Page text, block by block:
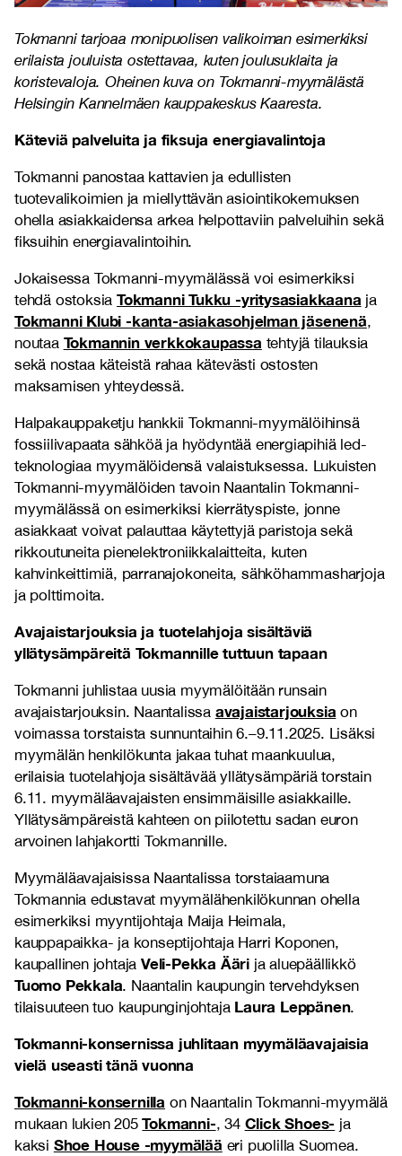
Tokmanni tarjoaa monipuolisen valikoiman esimerkiksi
erilaista jouluista ostettavaa, kuten joulusuklaita ja
koristevaloja. Oheinen kuva on Tokmanni-myymälästä
Helsingin Kannelmäen kauppakeskus Kaaresta.
Käteviä palveluita ja fiksuja energiavalintoja
Tokmanni panostaa kattavien ja edullisten
tuotevalikoimien ja miellyttävän asiointikokemuksen
ohella asiakkaidensa arkea helpottaviin palveluihin sekä
fiksuihin energiavalintoihin.
Jokaisessa Tokmanni-myymälässä voi esimerkiksi
tehdä ostoksiaTokmanni Tukku -yritysasiakkaana ja
Tokmanni Klubi -kanta-asiakasohjelman jäsenenä,
noutaa Tokmannin verkkokaupassa tehtyjä tilauksia
sekä nostaa käteistä rahaa kätevästi ostosten
maksamisen yhteydessä.
Halpakauppaketju hankkii Tokmanni-myymälöihinsä
fossiilivapaata sähköä ja hyödyntää energiapihiä led-
teknologiaa myymälöidensä valaistuksessa. Lukuisten
Tokmanni-myymälöiden tavoin Naantalin Tokmanni-
myymälässä on esimerkiksi kierrätyspiste, jonne
asiakkaat voivat palauttaa käytettyjä paristoja sekä
rikkoutuneita pienelektroniikkalaitteita, kuten
kahvinkeittimiä, parranajokoneita, sähköhammasharjoja
ja polttimoita.
Avajaistarjouksia ja tuotelahjoja sisältäviä
yllätysämpäreitä Tokmannille tuttuun tapaan
Tokmanni juhlistaa uusia myymälöitään runsain
avajaistarjouksin. Naantalissa avajaistarjouksia on
voimassa torstaista sunnuntaihin 6.–9.11.2025. Lisäksi
myymälän henkilökunta jakaa tuhat maankuulua,
erilaisia tuotelahjoja sisältävää yllätysämpäriä torstain
6.11. myymäläavajaisten ensimmäisille asiakkaille.
Yllätysämpäreistä kahteen on piilotettu sadan euron
arvoinen lahjakortti Tokmannille.
Myymäläavajaisissa Naantalissa torstaiaamuna
Tokmannia edustavat myymälähenkilökunnan ohella
esimerkiksi myyntijohtaja Maija Heimala,
kauppapaikka- ja konseptijohtaja Harri Koponen,
kaupallinen johtajaVeli-Pekka Ääri ja aluepäällikkö
Tuomo Pekkala. Naantalin kaupungin tervehdyksen
tilaisuuteen tuo kaupunginjohtaja Laura Leppänen.
Tokmanni-konsernissa juhlitaan myymäläavajaisia
vielä useasti tänä vuonna
Tokmanni-konsernilla on Naantalin Tokmanni-myymälä
mukaan lukien 205Tokmanni-, 34 Click Shoes- ja
kaksi Shoe House -myymälää eri puolilla Suomea.